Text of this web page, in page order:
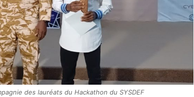
des lauréats du Hackathon du SYSDEF